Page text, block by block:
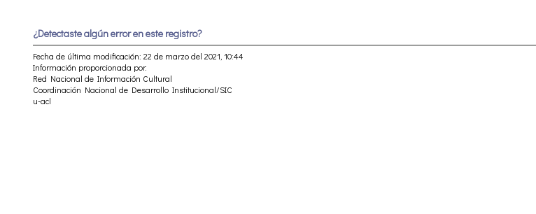
¿Detectaste algún error en este registro?
Fecha de última modificación: 22 de marzo del 2021, 10:44
Información proporcionada por:
Red Nacional de Información Cultural
Coordinación Nacional de Desarrollo Institucional/SIC
u-acl